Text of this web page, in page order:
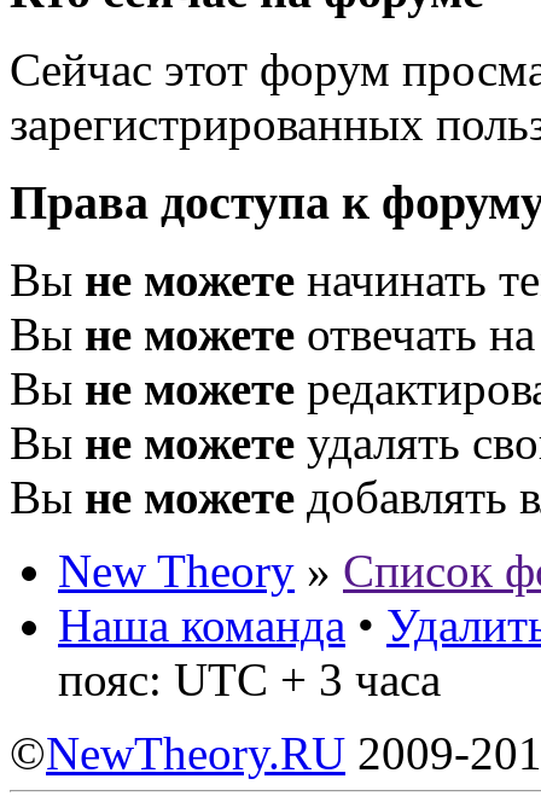
Сейчас этот форум
зарегистрированных
Права доступа к
Вы не можете начинать
Вы не можете отвечать
Вы не можете
Вы не можете удалять
Вы не можете добавлять
New Theory » Список
Наша команда •
пояс: UTC + 3 часа
©NewTheory.RU 2009-